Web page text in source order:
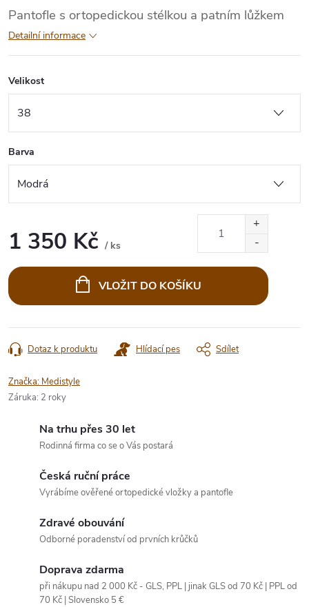
Pantofle s ortopedickou stélkou a patním lůžkem
Detailní informace
Velikost
Barva
1 350 Kč / ks
cena:
VLOŽIT DO KOŠÍKU
Dotaz k produktu Hlídací pes Sdílet
Značka: Medistyle
Záruka: 2 roky
Na trhu přes 30 let
Rodinná firma co se o Vás postará
Česká ruční práce
Vyrábíme ověřené ortopedické vložky a pantofle
Zdravé obouvání
Odborné poradenství od prvních krůčků
Doprava zdarma
při nákupu nad 2 000 Kč - GLS, PPL | jinak GLS od 70 Kč | PPL od
70 Kč | Slovensko 5 €